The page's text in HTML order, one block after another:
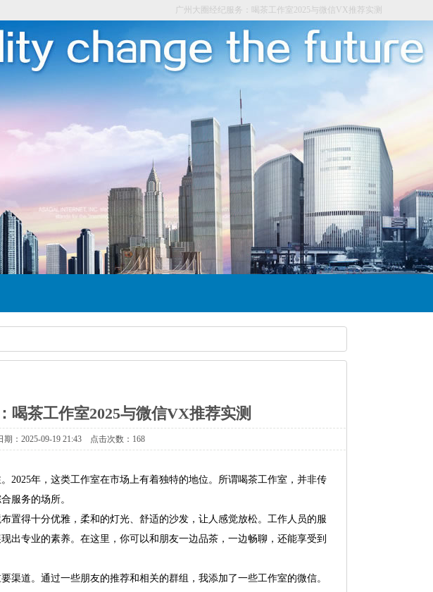
广州大圈经纪服务：喝茶工作室2025与微信VX推荐实测
喝茶工作室2025与微信VX推荐实测
期：2025-09-19 21:43 点击次数：168
2025年，这类工作室在市场上有着独特的地位。所谓喝茶工作室，并非传
服务的场所。
置得十分优雅，柔和的灯光、舒适的沙发，让人感觉放松。工作人员的服
出专业的素养。在这里，你可以和朋友一边品茶，一边畅聊，还能享受到
渠道。通过一些朋友的推荐和相关的群组，我添加了一些工作室的微信。